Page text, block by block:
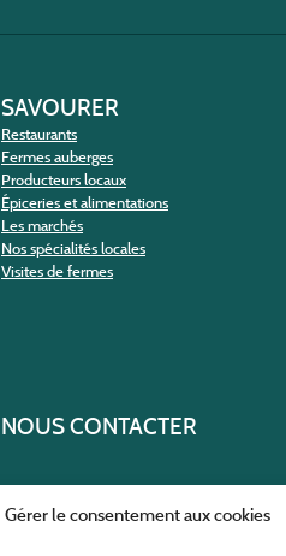
Gérer le consentement aux cookies
SAVOURER
Restaurants
Fermes auberges
Producteurs locaux
Épiceries et alimentations
Les marchés
Nos spécialités locales
Visites de fermes
NOUS CONTACTER